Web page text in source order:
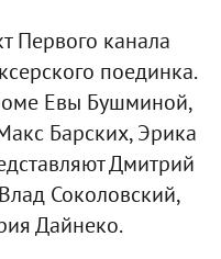
Первого канала
поединка.
Евы Бушминой,
Барских, Эрика
Дмитрий
Соколовский,
Дайнеко.